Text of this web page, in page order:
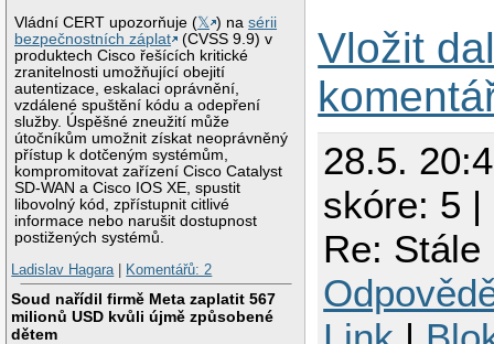
Vládní CERT upozorňuje (𝕏 ) nasérii
bezpečnostních záplat
(CVSS 9.9) v
produktech Cisco řešících kritické
zranitelnosti umožňující obejití
autentizace, eskalaci oprávnění,
vzdálené spuštění kódu a odepření
služby. Úspěšné zneužití může
útočníkům umožnit získat neoprávněný
přístup k dotčeným systémům,
kompromitovat zařízení Cisco Catalyst
SD-WAN a Cisco IOS XE, spustit
libovolný kód, zpřístupnit citlivé
informace nebo narušit dostupnost
postižených systémů.
Ladislav Hagara| Komentářů: 2
Soud nařídil firmě Meta zaplatit 567
milionů USD kvůli újmě způsobené
dětem
Vložit
28.5.
skóre: 5 |
Re: Stále